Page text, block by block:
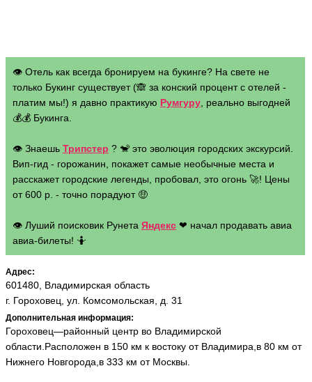
👁 Отель как всегда бронируем на букинге? На свете не
только Букинг существует (🙈 за конский процент с отелей -
платим мы!) я давно практикую Румгуру , реально выгодней
💰💰 Букинга.
👁 Знаешь Трипстер ? 🐒 это эволюция городских экскурсий.
Вип-гид - горожанин, покажет самые необычные места и
расскажет городские легенды, пробовал, это огонь 🚀! Цены
от 600 р. - точно порадуют 🤑
👁 Луший поисковик Рунета Яндекс ❤ начал продавать авиа
авиа-билеты! 🤷
Адрес:
601480, Владимирская область
г. Гороховец, ул. Комсомольская, д. 31
Дополнительная информация:
Гороховец—районный центр во Владимирской
области.Расположен в 150 км к востоку от Владимира,в 80 км от
Нижнего Новгорода,в 333 км от Москвы.